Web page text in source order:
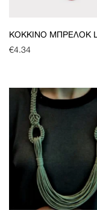
ΚΌΚΚΙΝΟ ΜΠΡΕΛΌΚ
€4.34